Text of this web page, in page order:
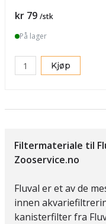
Pris
kr 79 /stk
På lager
Kjøp
Filtermateriale til
Zooservice.no
Fluval er et av de
innen
kanisterfilter fra